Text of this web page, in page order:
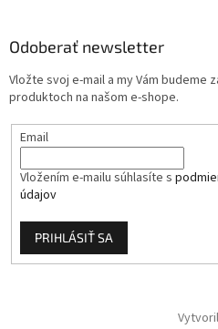
Odoberať newsletter
Vložte svoj e-mail a my Vám budeme
produktoch na našom e-shope.
Email
Vložením e-mailu súhlasíte s
údajov
PRIHLÁSIŤ SA